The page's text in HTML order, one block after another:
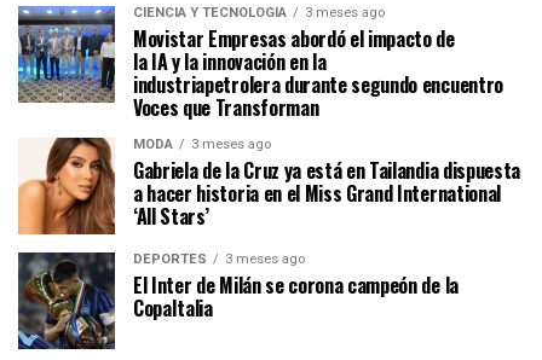
CIENCIA Y TECNOLOGÍA 3 meses ago
Movistar Empresas abordó el impacto de
la IA y la innovación en la
industriapetrolera durante segundo encuentro
Voces que Transforman
MODA 3 meses ago
Gabriela de la Cruz ya está en Tailandia dispuesta
a hacer historia en el Miss Grand International
‘All Stars’
DEPORTES 3 meses ago
El Inter de Milán se corona campeón de la
CopaItalia